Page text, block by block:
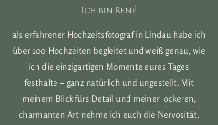
Ich bin René
als erfahrener Hochzeitsfotograf in Lindau habe ich
über 100 Hochzeiten begleitet und weiß genau, wie
ich die einzigartigen Momente eures Tages
festhalte – ganz natürlich und ungestellt. Mit
meinem Blick fürs Detail und meiner lockeren,
charmanten Art nehme ich euch die Nervosität,